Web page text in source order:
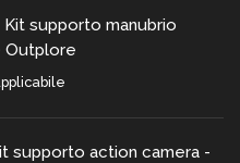
supporto manubrio
Outplore
supporto action camera -